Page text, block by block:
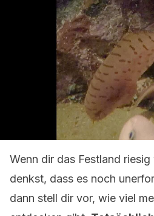
Wenn dir das Festland
denkst, dass es noch
dann stell dir vor, wie viel